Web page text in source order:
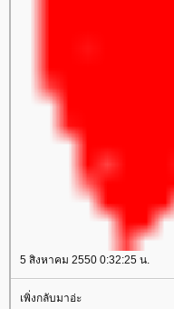
5 สิงหาคม 2550 0:32:25 น.
เพิ่งกลับมาอ่ะ